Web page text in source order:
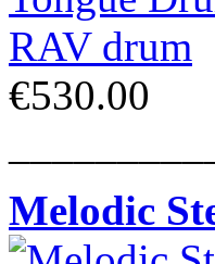
€530.00
Melodic